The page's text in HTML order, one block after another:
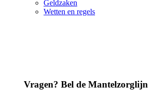
Geldzaken
Wetten en regels
Vragen? Bel de Mantelzorglijn